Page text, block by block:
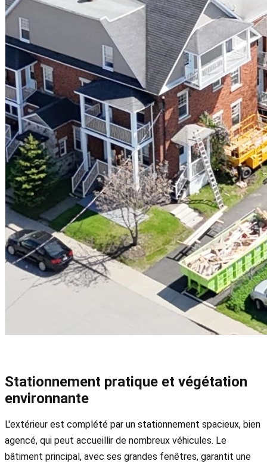
Stationnement pratique et végétation
environnante
L'extérieur est complété par un stationnement spacieux, bien
agencé, qui peut accueillir de nombreux véhicules. Le
bâtiment principal, avec ses grandes fenêtres, garantit une